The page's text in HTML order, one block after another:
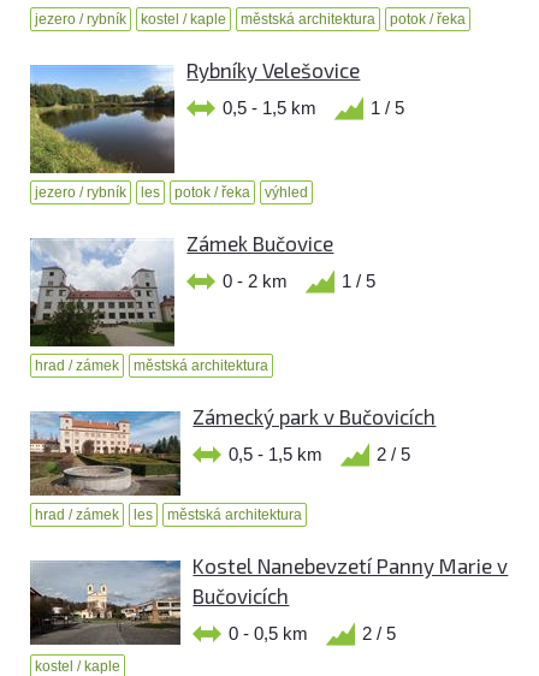
jezero / rybník kostel / kaple městská architektura potok / řeka
Rybníky Velešovice
0,5 - 1,5 km 1 / 5
jezero / rybník les potok / řeka výhled
Zámek Bučovice
0 - 2 km 1 / 5
hrad / zámek městská architektura
Zámecký park v Bučovicích
0,5 - 1,5 km 2 / 5
hrad / zámek les městská architektura
Kostel Nanebevzetí Panny Marie v
Bučovicích
0 - 0,5 km 2 / 5
kostel / kaple